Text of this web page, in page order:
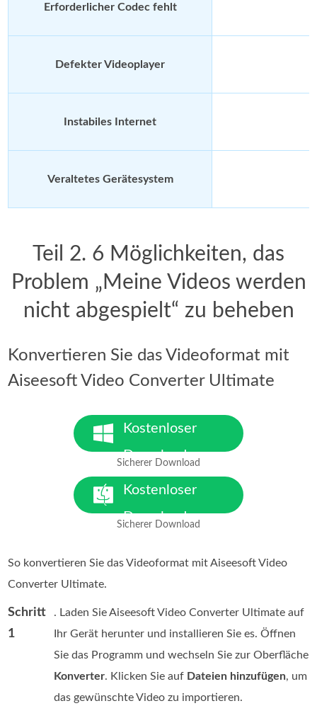
Erforderlicher Codec fehlt
Defekter Videoplayer
Instabiles Internet
Veraltetes Gerätesystem
Teil 2. 6 Möglichkeiten, das
Problem „Meine Videos werden
nicht abgespielt“ zu beheben
Konvertieren Sie das Videoformat mit
Aiseesoft Video Converter Ultimate
Kostenloser
Download
Sicherer Download
Kostenloser
Download
Sicherer Download
So konvertieren Sie das Videoformat mit Aiseesoft Video
Converter Ultimate.
Schritt
1
. Laden Sie Aiseesoft Video Converter Ultimate auf
Ihr Gerät herunter und installieren Sie es. Öffnen
Sie das Programm und wechseln Sie zur Oberfläche
Konverter. Klicken Sie auf Dateien hinzufügen, um
das gewünschte Video zu importieren.